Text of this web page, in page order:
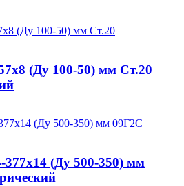
(Ду 100-50) мм Ст.20
377x14 (Ду 500-350) мм